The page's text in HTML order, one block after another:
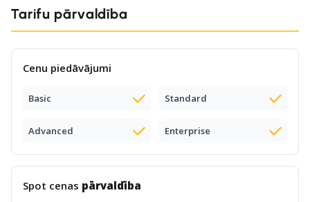
Tarifu pārvaldība
Cenu piedāvājumi
Basic Standard
Advanced Enterprise
Spot cenas pārvaldība